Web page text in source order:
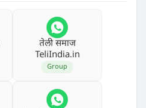
तेली समाज
TeliIndia.in
Group